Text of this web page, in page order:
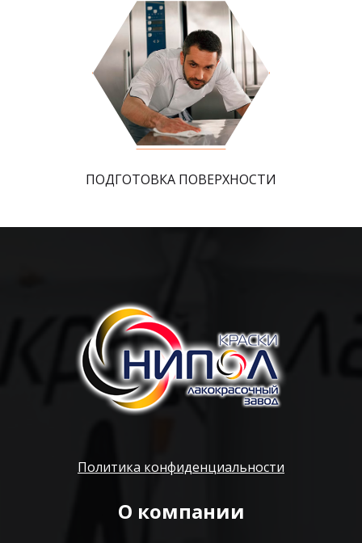
ПОДГОТОВКА ПОВЕРХНОСТИ
Политика конфиденциальности
О компании